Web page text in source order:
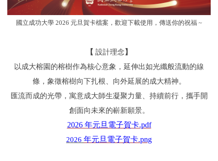
國立成功大學 2026 元旦賀卡檔案，歡迎下載使用，傳送你的祝福 ~
【 設計理念】
以成大榕園的榕樹作為核心意象，延伸出如光纖般流動的線
條，象徵榕樹向下扎根、向外延展的成大精神。
匯流而成的光帶，寓意成大師生凝聚力量、持續前行，攜手開
創面向未來的嶄新願景。
2026 年元旦電子賀卡.pdf
2026 年元旦電子賀卡.png